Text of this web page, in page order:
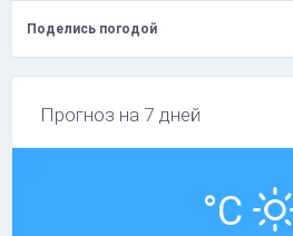
Поделись погодой
Прогноз на 7 дней
°C